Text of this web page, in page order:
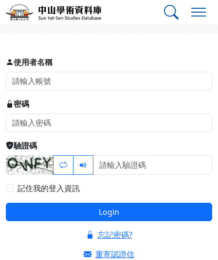
跳到主要內容
中山學術資料庫
登入
使用者名稱
密碼
驗證碼
記住我的登入資訊
Login
忘記密碼?
重寄認證信